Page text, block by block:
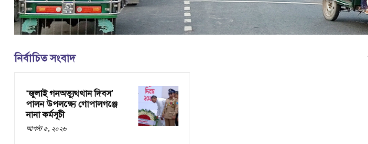
নির্বাচিত সংবাদ
‘জুলাই গনঅভ্যুথ্থান দিবস’
পালন উপলক্ষ্যে গোপালগঞ্জে
নানা কর্মসূচী
আগস্ট ৫, ২০২৬